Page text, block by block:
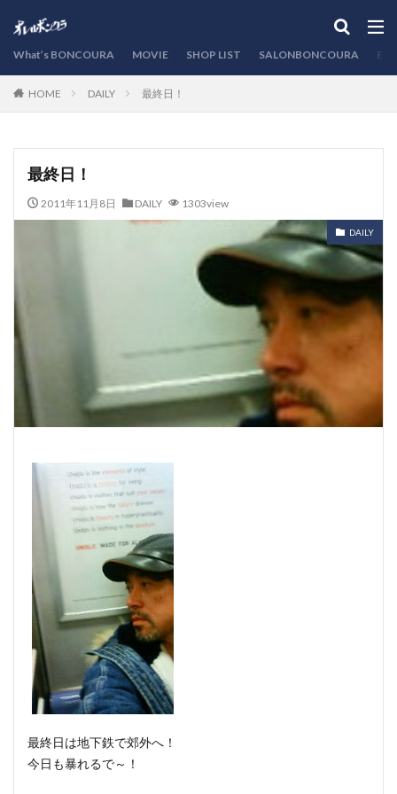
What’s BONCOURA MOVIE SHOP LIST SALONBONCOURA
HOME DAILY 最終日！
最終日！
2011年11月8日 DAILY 1303view
DAILY
最終日は地下鉄で郊外へ！
今日も暴れるで～！
カテゴリー
検索